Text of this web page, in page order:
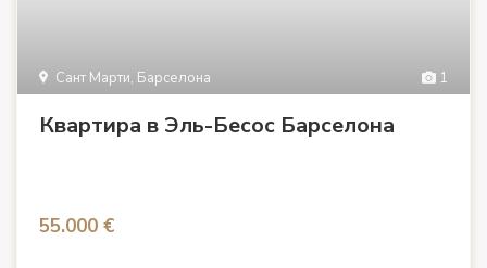
1
Сант Марти, Барселона
Квартира в Эль-Бесос Барселона
55.000 €